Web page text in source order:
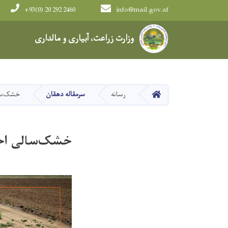
وزارت زراعت، آبیاری و مالداری
info@mail.gov.af
+93(0) 20 292 2460
Main navigation
HOME رسانه سرمقاله دهقان
خشک‌سالی